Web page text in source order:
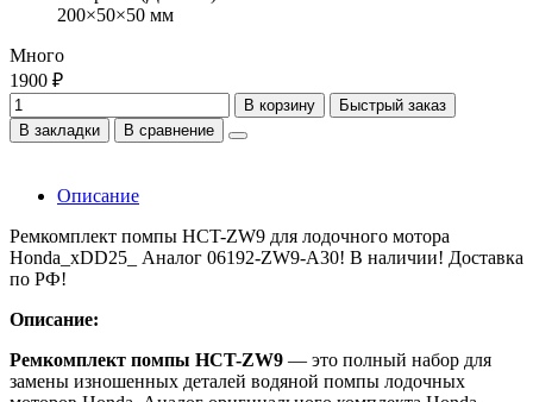
200×50×50 мм
Много
1900 ₽
В корзину
Быстрый заказ
В закладки
В сравнение
Описание
Ремкомплект помпы HCT-ZW9 для лодочного мотора
Honda_xDD25_ Аналог 06192-ZW9-A30! В наличии! Доставка
по РФ!
Описание:
Ремкомплект помпы HCT-ZW9 — это полный набор для
замены изношенных деталей водяной помпы лодочных